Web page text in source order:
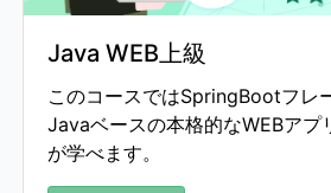
Java WEB上級
このコースではSpringBootフレ
Javaベースの本格的なWEBアプ
が学べます。